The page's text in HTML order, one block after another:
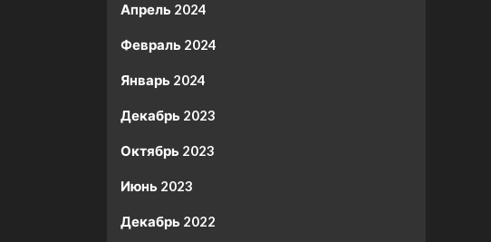
Апрель 2024
Февраль 2024
Январь 2024
Декабрь 2023
Октябрь 2023
Июнь 2023
Декабрь 2022